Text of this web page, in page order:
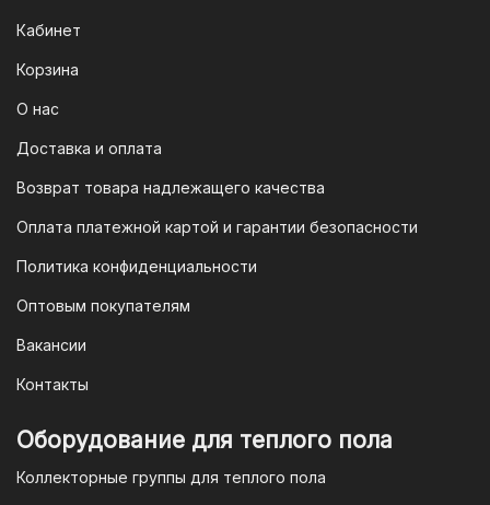
систему быстрых платежей (СПБ).
предоставлен QR-код. Просто
доступен для большинства российских
3. Оплата по QR-коду
— это QR-код. После оформления
заказа мы предоставим вам
уникальный QR-код, который можно
приложении вашего банка. Это быстро,
удобно и безопасно.
Кабинет
Корзина
О нас
Доставка и оплата
Возврат товара надлежащего качества
Оплата платежной картой и гарантии безопасности
Политика конфиденциальности
Оптовым покупателям
Вакансии
Контакты
Оборудование для теплого пола
Коллекторные группы для теплого пола